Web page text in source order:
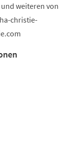
weiteren von
christie-